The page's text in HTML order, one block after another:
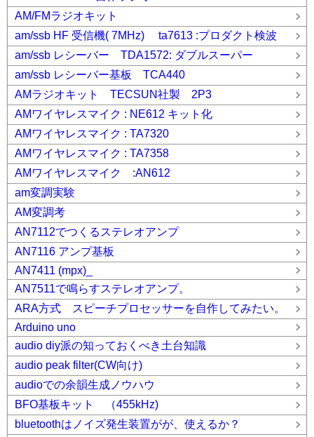
AM/FMラジオキット
am/ssb HF 受信機( 7MHz) ta7613 :プロダクト検波
am/ssb レシーバー TDA1572: ダブルスーパー
am/ssb レシーバー基板 TCA440
AMラジオキット TECSUN社製 2P3
AMワイヤレスマイク : NE612 キット化
AMワイヤレスマイク : TA7320
AMワイヤレスマイク : TA7358
AMワイヤレスマイク :AN612
am変調実験
AM変調考
AN7112でつくるステレオアンプ
AN7116 アンプ基板
AN7411 (mpx)_
AN7511で鳴らすステレオアンプ。
ARA方式 スピーチプロセッサーを自作してみたい。
Arduino uno
audio diy派の知っておくべき土台知識
audio peak filter(CW向け)
audioでの余韻生成ノウハウ
BFO基板キット （455kHz)
bluetoothはノイズ発生装置がが、使えるか？